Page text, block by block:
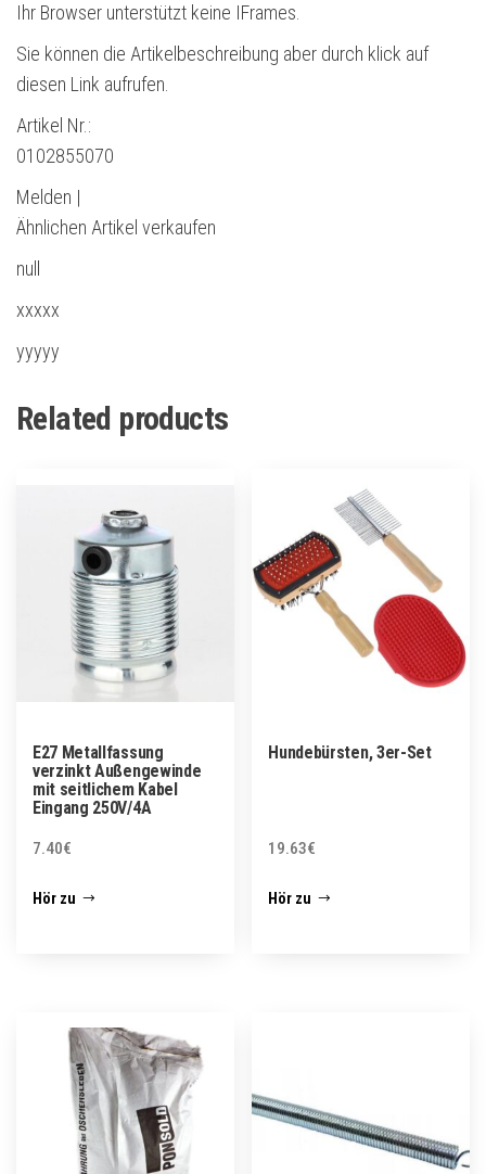
Ihr Browser unterstützt keine IFrames.
Sie können die Artikelbeschreibung aber durch klick auf
diesen Link aufrufen.
Artikel Nr.:
0102855070
Melden |
Ähnlichen Artikel verkaufen
null
xxxxx
yyyyy
Related products
E27 Metallfassung
verzinkt Außengewinde
mit seitlichem Kabel
Eingang 250V/4A
7.40€
Hör zu
Hundebürsten, 3er-Set
19.63€
Hör zu